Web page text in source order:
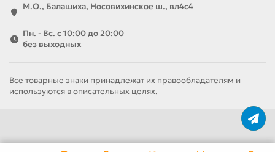
М.О., Балашиха, Носовихинское ш., вл4с4
Пн. - Вс. с 10:00 до 20:00
без выходных
Все товарные знаки принадлежат их правообладателям и
используются в описательных целях.